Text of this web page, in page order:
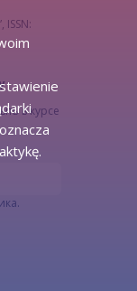
ISSN:
в курсе